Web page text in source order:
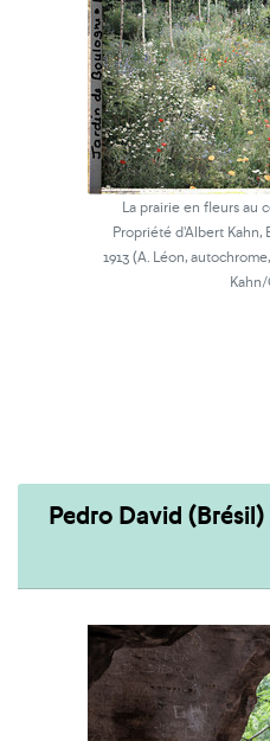
La prairie en fleurs au
Propriété d'Albert Kahn,
1913 (A. Léon,
Pedro David (Brésil)